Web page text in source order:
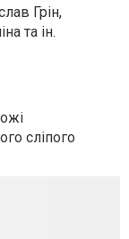
Грін,
та ін.
сліпого